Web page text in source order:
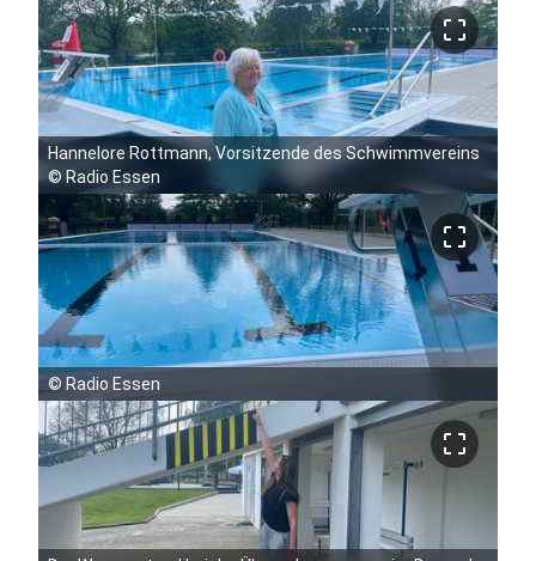
crop_free
Hannelore Rottmann, Vorsitzende des Schwimmvereins
© Radio Essen
crop_free
© Radio Essen
crop_free